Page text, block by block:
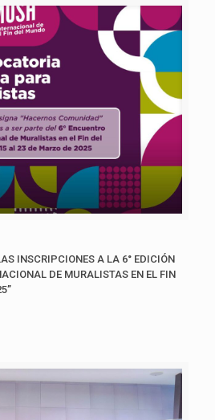
INSCRIPCIONES A LA 6° EDICIÓN
DE MURALISTAS EN EL FIN